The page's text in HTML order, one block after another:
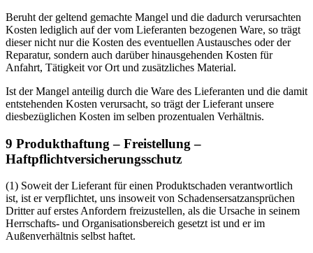
Beruht der geltend gemachte Mangel und die dadurch verursachten
Kosten lediglich auf der vom Lieferanten bezogenen Ware, so trägt
dieser nicht nur die Kosten des eventuellen Austausches oder der
Reparatur, sondern auch darüber hinausgehenden Kosten für
Anfahrt, Tätigkeit vor Ort und zusätzliches Material.
Ist der Mangel anteilig durch die Ware des Lieferanten und die damit
entstehenden Kosten verursacht, so trägt der Lieferant unsere
diesbezüglichen Kosten im selben prozentualen Verhältnis.
9 Produkthaftung – Freistellung –
Haftpflichtversicherungsschutz
(1) Soweit der Lieferant für einen Produktschaden verantwortlich
ist, ist er verpflichtet, uns insoweit von Schadensersatzansprüchen
Dritter auf erstes Anfordern freizustellen, als die Ursache in seinem
Herrschafts- und Organisationsbereich gesetzt ist und er im
Außenverhältnis selbst haftet.